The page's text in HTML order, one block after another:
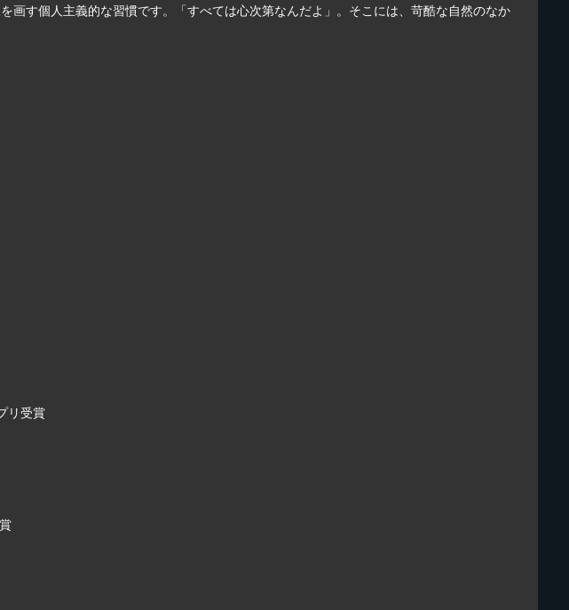
す個人主義的な習慣です。「すべては心次第なんだよ」。そこには、苛酷な自然のなか
リ受賞